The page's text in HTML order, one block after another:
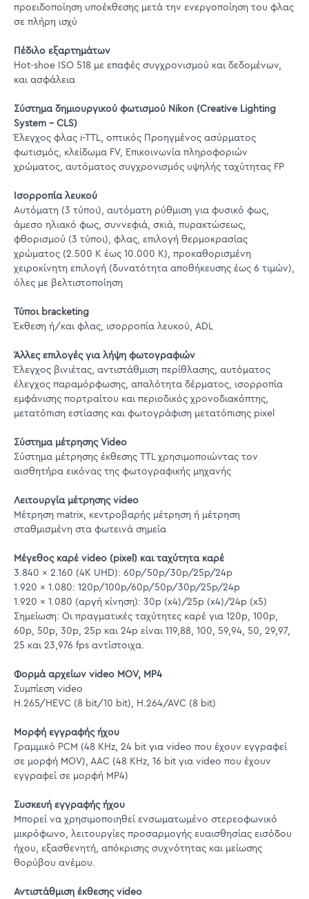
προειδοποίηση υποέκθεσης μετά την ενεργοποίηση του φλας
σε πλήρη ισχύ
Πέδιλο εξαρτημάτων
Hot-shoe ISO 518 με επαφές συγχρονισμού και δεδομένων,
και ασφάλεια
Σύστημα δημιουργικού φωτισμού Nikon (Creative Lighting
System - CLS)
Έλεγχος φλας i-TTL, οπτικός Προηγμένος ασύρματος
φωτισμός, κλείδωμα FV, Επικοινωνία πληροφοριών
χρώματος, αυτόματος συγχρονισμός υψηλής ταχύτητας FP
Ισορροπία λευκού
Αυτόματη (3 τύποι), αυτόματη ρύθμιση για φυσικό φως,
άμεσο ηλιακό φως, συννεφιά, σκιά, πυρακτώσεως,
φθορισμού (3 τύποι), φλας, επιλογή θερμοκρασίας
χρώματος (2.500 Κ έως 10.000 Κ), προκαθορισμένη
χειροκίνητη επιλογή (δυνατότητα αποθήκευσης έως 6 τιμών),
όλες με βελτιστοποίηση
Τύποι bracketing
Έκθεση ή/και φλας, ισορροπία λευκού, ADL
Άλλες επιλογές για λήψη φωτογραφιών
Έλεγχος βινιέτας, αντιστάθμιση περίθλασης, αυτόματος
έλεγχος παραμόρφωσης, απαλότητα δέρματος, ισορροπία
εμφάνισης πορτραίτου και περιοδικός χρονοδιακόπτης,
μετατόπιση εστίασης και φωτογράφιση μετατόπισης pixel
Σύστημα μέτρησης Video
Σύστημα μέτρησης έκθεσης TTL χρησιμοποιώντας τον
αισθητήρα εικόνας της φωτογραφικής μηχανής
Λειτουργία μέτρησης video
Μέτρηση matrix, κεντροβαρής μέτρηση ή μέτρηση
σταθμισμένη στα φωτεινά σημεία
Μέγεθος καρέ video (pixel) και ταχύτητα καρέ
3.840 x 2.160 (4K UHD): 60p/50p/30p/25p/24p
1.920 x 1.080: 120p/100p/60p/50p/30p/25p/24p
1.920 x 1.080 (αργή κίνηση): 30p (x4)/25p (x4)/24p (x5)
Σημείωση: Οι πραγματικές ταχύτητες καρέ για 120p, 100p,
60p, 50p, 30p, 25p και 24p είναι 119,88, 100, 59,94, 50, 29,97,
25 και 23,976 fps αντίστοιχα.
Φορμά αρχείων video MOV, MP4
Συμπίεση video
H.265/HEVC (8 bit/10 bit), H.264/AVC (8 bit)
Μορφή εγγραφής ήχου
Γραμμικό PCM (48 KHz, 24 bit για video που έχουν εγγραφεί
σε μορφή MOV), AAC (48 KHz, 16 bit για video που έχουν
εγγραφεί σε μορφή MP4)
Συσκευή εγγραφής ήχου
Μπορεί να χρησιμοποιηθεί ενσωματωμένο στερεοφωνικό
μικρόφωνο, λειτουργίες προσαρμογής ευαισθησίας εισόδου
ήχου, εξασθενητή, απόκρισης συχνότητας και μείωσης
θορύβου ανέμου.
Αντιστάθμιση έκθεσης video